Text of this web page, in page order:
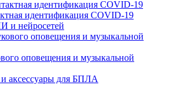
идентификация COVID-19
и нейросетей
оповещения и музыкальной
аксессуары для БПЛА